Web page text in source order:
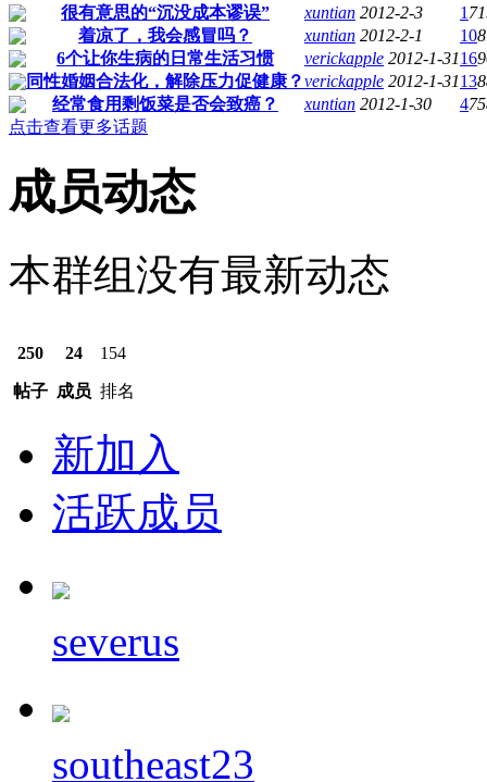
很有意思的“沉没成本谬误”
xuntian 2012-2-3 1
着凉了，我会感冒吗？
xuntian 2012-2-1 10
6个让你生病的日常生活习惯
verickapple 2012-1-3116
同性婚姻合法化，解除压力促健康？verickapple 2012-1-3113
经常食用剩饭菜是否会致癌？
xuntian 2012-1-30 4
点击查看更多话题
成员动态
本群组没有最新动态
250
帖子
24
成员
154
排名
新加入
活跃成员
severus
southeast23